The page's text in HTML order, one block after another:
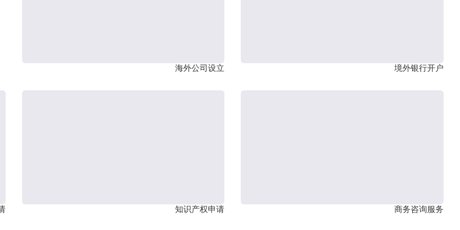
海外公司设立 境外银行开户
知识产权申请 商务咨询服务